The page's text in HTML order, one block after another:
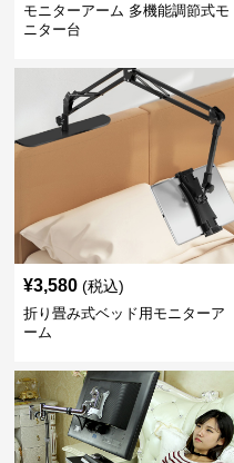
モニターアーム 多機能調節式モ
ニター台
¥3,580 (税込)
折り畳み式ベッド用モニターア
ーム